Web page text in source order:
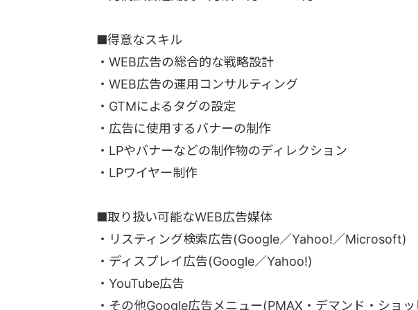
■得意なスキル
・WEB広告の総合的な戦略設計
・WEB広告の運用コンサルティング
・GTMによるタグの設定
・広告に使用するバナーの制作
・LPやバナーなどの制作物のディレクション
・LPワイヤー制作
■取り扱い可能なWEB広告媒体
・リスティング検索広告(Google／Yahoo!／Microsoft)
・ディスプレイ広告(Google／Yahoo!)
・YouTube広告
・その他Google広告メニュー(PMAX・デマンド・ショ